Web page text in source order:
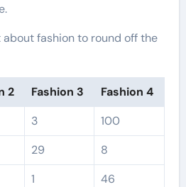
fashion to round off the
2 Fashion 3
Fashion 4
3
100
29
8
1 46